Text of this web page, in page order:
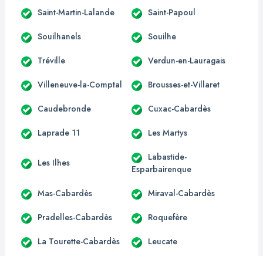
Saint-Martin-Lalande Saint-Papoul
Souilhanels Souilhe
Tréville Verdun-en-Lauragais
Villeneuve-la-Comptal Brousses-et-Villaret
Caudebronde Cuxac-Cabardès
Laprade 11 Les Martys
Les Ilhes
Labastide-
Esparbairenque
Mas-Cabardès Miraval-Cabardès
Pradelles-Cabardès Roquefère
La Tourette-Cabardès Leucate